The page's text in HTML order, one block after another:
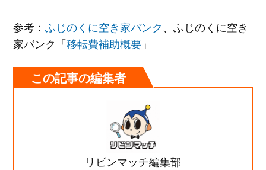
参考： ふじのくに空き家バンク、ふじのくに空き
家バンク「移転費補助概要」
この記事の編集者
リビンマッチ編集部